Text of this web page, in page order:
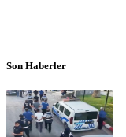
Son Haberler